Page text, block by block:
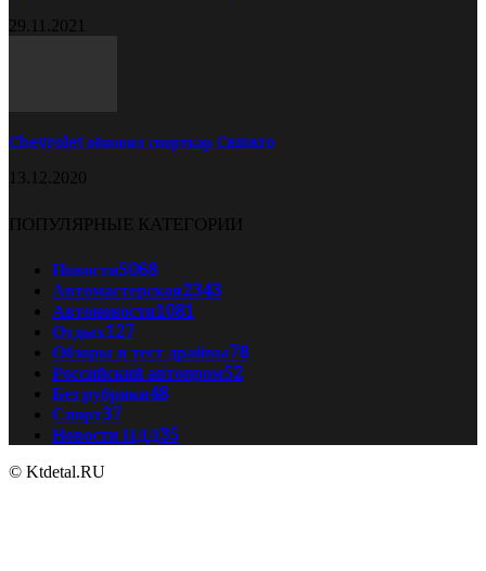
29.11.2021
Chevrolet обновил спорткар Camaro
13.12.2020
ПОПУЛЯРНЫЕ КАТЕГОРИИ
Новости5068
Автомастерская2343
Автоновости1081
Отдых127
Обзоры и тест драйвы78
Российский автопром52
Без рубрики48
Спорт37
Новости ПДД35
© Ktdetal.RU